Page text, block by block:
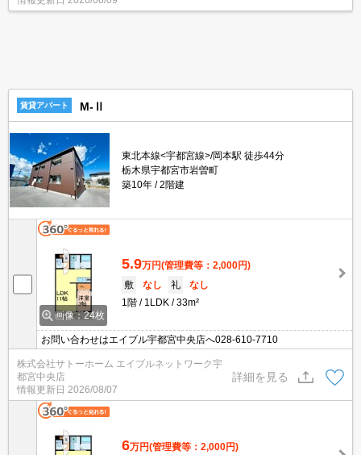
賃貸アパート M-Ⅱ
東北本線<宇都宮線>/岡本駅 徒歩44分
栃木県宇都宮市岩曽町
築10年
2階建
画像：24枚
5.9万円(管理費等：2,000円)
敷
なし 礼
なし
1階
1LDK 33m²
お問い合わせはエイブル宇都宮中央店へ028-610-7710
株式会社サトーホーム エイブルネットワーク宇
都宮中央店
情報更新日 2026/08/07
詳細を見る
6万円(管理費等：2,000円)